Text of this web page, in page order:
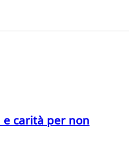
e carità per non